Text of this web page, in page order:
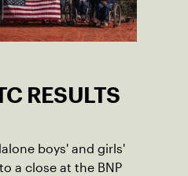
RESULTS
boys' and girls'
a close at the BNP